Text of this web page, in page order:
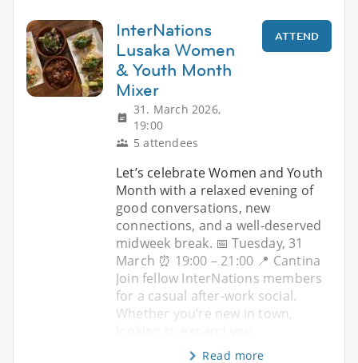
InterNations
Lusaka Women
& Youth Month
Mixer
31. March 2026,
19:00
5 attendees
ATTEND
Let’s celebrate Women and Youth
Month with a relaxed evening of
good conversations, new
connections, and a well-deserved
midweek break. 📅 Tuesday, 31
March ⏰ 19:00 – 21:00 📍 Cantina
Join fellow InterNations members
for a casual after-work social.
Whether you’re new in town,
Read more